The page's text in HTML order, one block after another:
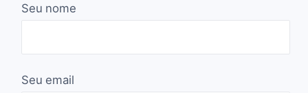
Seu nome
Seu email